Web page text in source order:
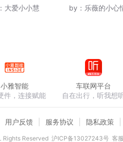
大爱小小慧
by： 乐薇的小心
小雅智能
件，连接赋能
车联网平台
自在出行，听我想
用户反馈 服务协议 隐私政策
Reserved 沪ICP备13027243号 客